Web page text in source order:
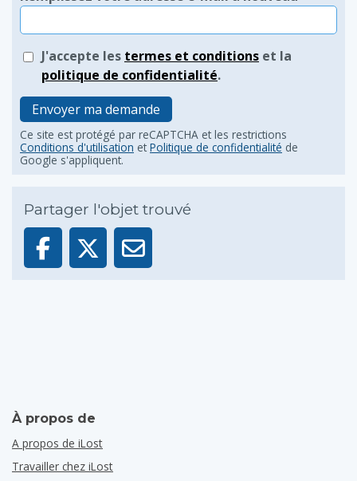
J'accepte les termes et conditions et la
politique de confidentialité.
Envoyer ma demande
Ce site est protégé par reCAPTCHA et les restrictions
Conditions d'utilisation et Politique de confidentialité de
Google s'appliquent.
Partager l'objet trouvé
À propos de
A propos de iLost
Travailler chez iLost